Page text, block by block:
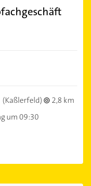
(Kaßlerfeld)
2,8 km
um 09:30